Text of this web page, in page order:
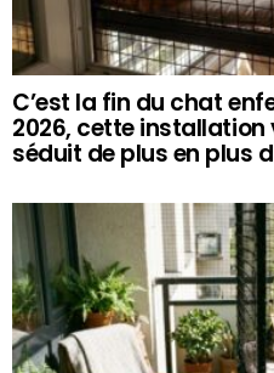
C’est la fin du chat
2026, cette installation
séduit de plus en plus